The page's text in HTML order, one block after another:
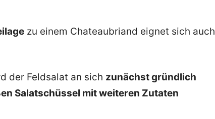
zu einem Chateaubriand eignet sich auch
der Feldsalat an sich zunächst gründlich
Salatschüssel mit weiteren Zutaten